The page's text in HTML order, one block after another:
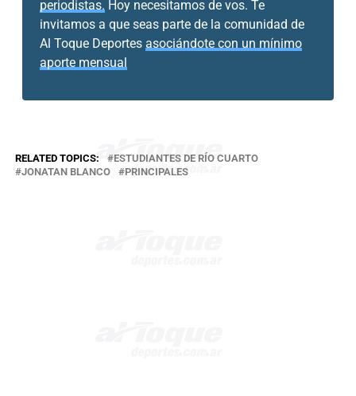
periodistas. Hoy necesitamos de vos. Te
invitamos a que seas parte de la comunidad de
Al Toque Deportes asociándote con un mínimo
aporte mensual
RELATED TOPICS:
ESTUDIANTES DE RÍO CUARTO
JONATAN BLANCO
PRINCIPALES